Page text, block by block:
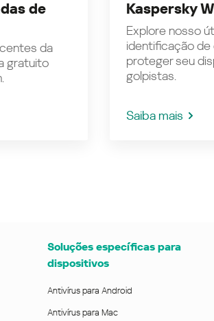
de
da
gratuito
Kaspersky
Explore nosso
identificação de
proteger seu
golpistas.
Saiba mais
Soluções específicas para
dispositivos
Antivírus para Android
Antivírus para Mac